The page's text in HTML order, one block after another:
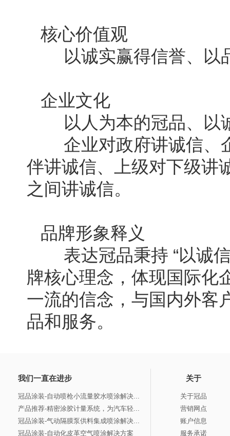
核心价值观
以诚实赢得信誉、以
企业文化
以人为本的冠品、以
企业对政府讲诚信、
伴讲诚信、上级对下级讲
之间讲诚信。
品牌形象释义
表达冠品秉持 “以诚信
牌核心理念，体现国际化
一流的信念，与国内外客
品和服务。
我们一直在进步
冠品涂装-自动喷枪小流量胶水喷涂解决...
产品推荐-精密涂胶计量系统，为汽车轻...
冠品涂装-气动隔膜泵供料集成喷涂解决...
冠品涂装-自动化皮革空气喷涂解决方案
关于
关于冠品
营销网点
账户信息
服务承诺